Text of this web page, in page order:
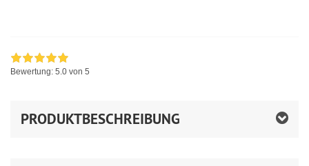
Bewertung: 5.0 von 5
PRODUKTBESCHREIBUNG